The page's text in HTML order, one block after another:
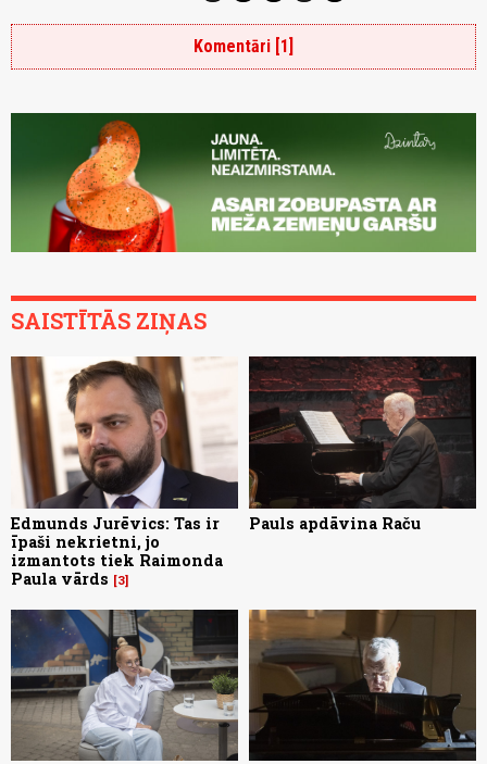
Komentāri [1]
SAISTĪTĀS ZIŅAS
Edmunds Jurēvics: Tas ir
īpaši nekrietni, jo
izmantots tiek Raimonda
Paula vārds
3
Pauls apdāvina Raču